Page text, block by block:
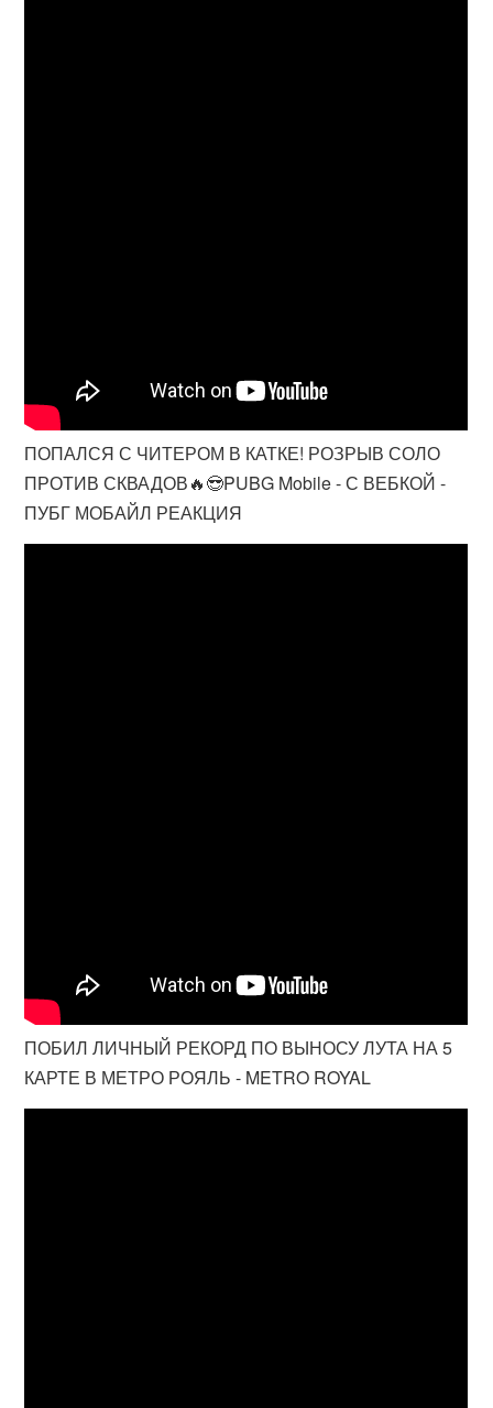
ПОПАЛСЯ С ЧИТЕРОМ В КАТКЕ! РОЗРЫВ СОЛО
ПРОТИВ СКВАДОВ🔥😎PUBG Mobile - С ВЕБКОЙ -
ПУБГ МОБАЙЛ РЕАКЦИЯ
ПОБИЛ ЛИЧНЫЙ РЕКОРД ПО ВЫНОСУ ЛУТА НА 5
КАРТЕ В МЕТРО РОЯЛЬ - METRO ROYAL